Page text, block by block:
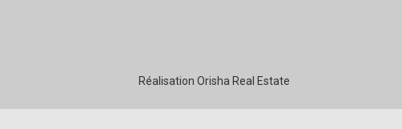
Réalisation Orisha Real Estate